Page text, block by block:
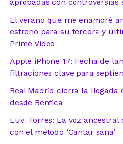
aprobadas con controversias
El verano que me enamoré
estreno para su tercera y
Prime Video
Apple iPhone 17: Fecha de
filtraciones clave para
Real Madrid cierra la llegada
desde Benfica
Luvi Torres: La voz ancestral
con el método ‘Cantar sana’